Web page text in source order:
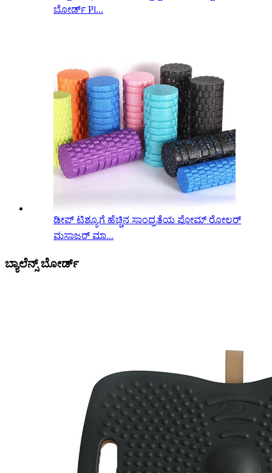
ಬೋರ್ಡ್ Pl...
ಡೀಪ್ ಟಿಶ್ಯೂಗೆ ಹೆಚ್ಚಿನ ಸಾಂದ್ರತೆಯ ಫೋಮ್ ರೋಲರ್
ಮಸಾಜರ್ ಮಾ...
ಬ್ಯಾಲೆನ್ಸ್ ಬೋರ್ಡ್